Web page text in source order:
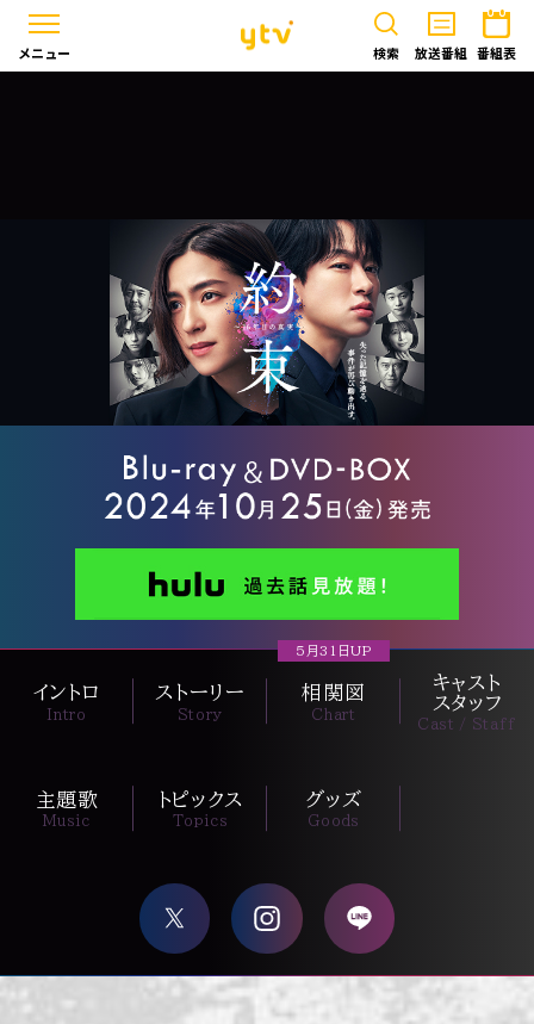
検索 放送番組 番組表
メニュー
イントロ
Intro
ストーリー
Story
相関図
Chart
5月31日UP
キャスト
スタッフ
Cast / Staff
主題歌
Music
トピックス
Topics
グッズ
Goods